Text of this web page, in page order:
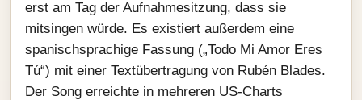
erst am Tag der Aufnahmesitzung, dass sie
mitsingen würde. Es existiert außerdem eine
spanischsprachige Fassung („Todo Mi Amor Eres
Tú“) mit einer Textübertragung von Rubén Blades.
Der Song erreichte in mehreren US-Charts